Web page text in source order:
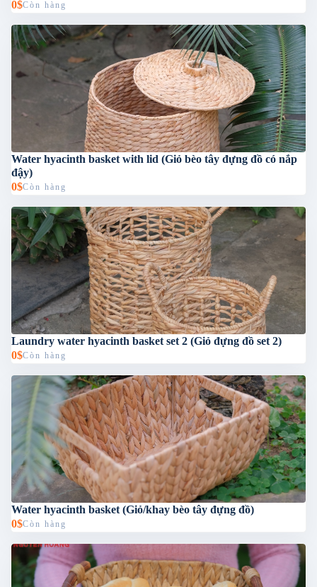
0$Còn hàng
Water hyacinth basket with lid (Giỏ bèo tây đựng đồ có nắp
đậy)
0$Còn hàng
Laundry water hyacinth basket set 2 (Giỏ đựng đồ set 2)
0$Còn hàng
Water hyacinth basket (Giỏ/khay bèo tây đựng đồ)
0$Còn hàng